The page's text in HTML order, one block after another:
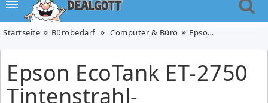
Startseite Bürobedarf Computer & Büro Epson EcoTank ET-2750 Tintenstrahl-Multifunktionsgerät für 243,67€ (VG: 292€) oder inkl. 2 Jahre unlimited Printing für 355,63€ (426€)
Epson EcoTank ET-2750
Tintenstrahl-